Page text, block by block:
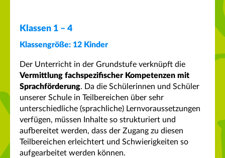
Klassen 1 – 4
Klassengröße: 12 Kinder
Der Unterricht in der Grundstufe verknüpft die
Vermittlung fachspezifischer Kompetenzen mit
Sprachförderung. Da die Schülerinnen und Schüler
unserer Schule in Teilbereichen über sehr
unterschiedliche (sprachliche) Lernvoraussetzungen
verfügen, müssen Inhalte so strukturiert und
aufbereitet werden, dass der Zugang zu diesen
Teilbereichen erleichtert und Schwierigkeiten so
aufgearbeitet werden können.